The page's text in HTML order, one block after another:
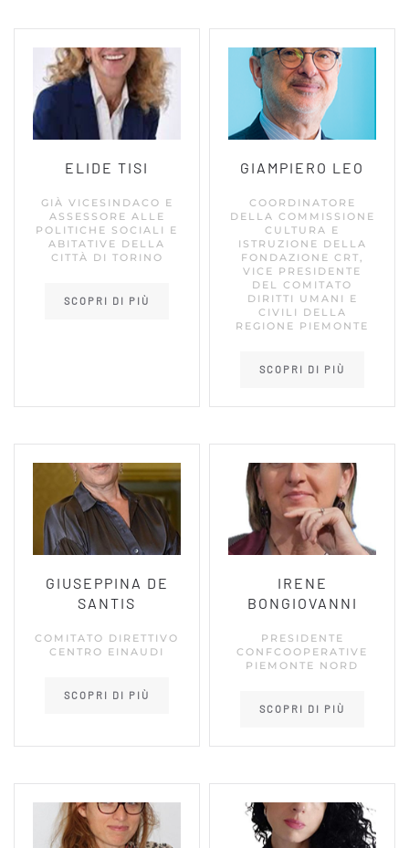
ELIDE TISI
GIÀ VICESINDACO E
ASSESSORE ALLE
POLITICHE SOCIALI E
ABITATIVE DELLA
CITTÀ DI TORINO
SCOPRI DI PIÙ
GIAMPIERO LEO
COORDINATORE
DELLA COMMISSIONE
CULTURA E
ISTRUZIONE DELLA
FONDAZIONE CRT,
VICE PRESIDENTE
DEL COMITATO
DIRITTI UMANI E
CIVILI DELLA
REGIONE PIEMONTE
SCOPRI DI PIÙ
GIUSEPPINA DE
SANTIS
COMITATO DIRETTIVO
CENTRO EINAUDI
SCOPRI DI PIÙ
IRENE
BONGIOVANNI
PRESIDENTE
CONFCOOPERATIVE
PIEMONTE NORD
SCOPRI DI PIÙ